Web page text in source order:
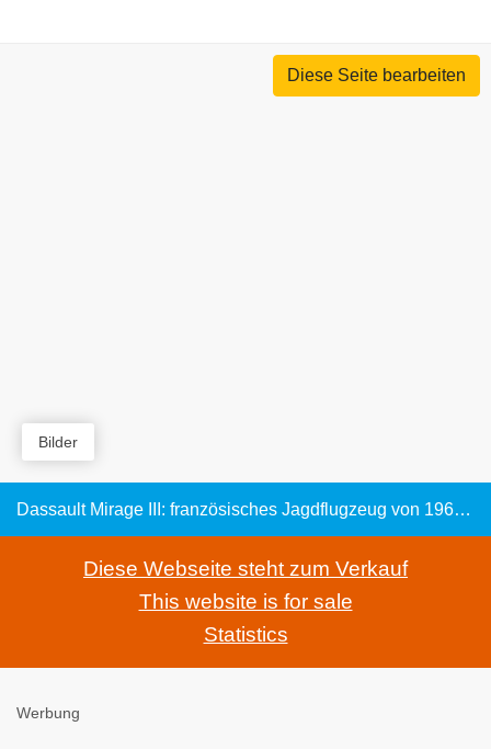
Diese Seite bearbeiten
Bilder
Dassault Mirage III: französisches Jagdflugzeug von 1967 mit Deltaflügel
Diese Webseite steht zum Verkauf
This website is for sale
Statistics
Werbung